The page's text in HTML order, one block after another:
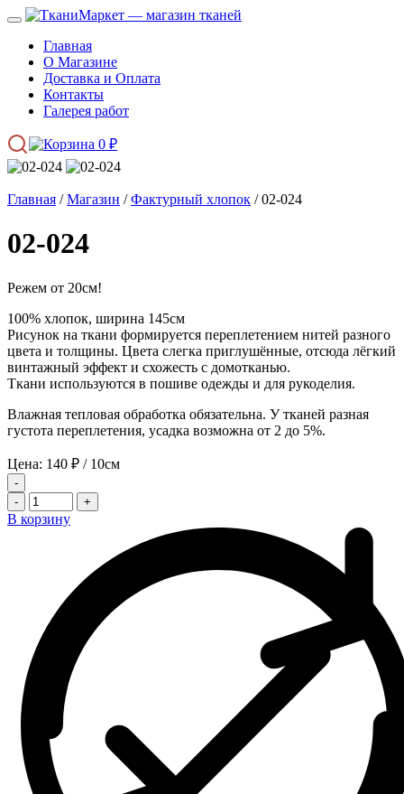
Главная
О Магазине
Доставка и Оплата
Контакты
Галерея работ
0 ₽
Главная /Магазин /Фактурный хлопок / 02-024
02-024
Режем от 20см!
100% хлопок, ширина 145см
Рисунок на ткани формируется переплетением нитей разного
цвета и толщины. Цвета слегка приглушённые, отсюда лёгкий
винтажный эффект и схожесть с домотканью.
Ткани используются в пошиве одежды и для рукоделия.
Влажная тепловая обработка обязательна. У тканей разная
густота переплетения, усадка возможна от 2 до 5%.
Цена: 140 ₽ / 10см
-
-
+
В корзину